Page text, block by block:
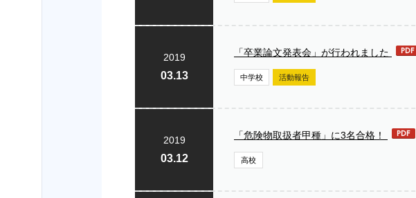
2019
03.13
「卒業論文発表会」が行われました
中学校 活動報告
2019
03.12
「危険物取扱者甲種」に3名合格！
高校